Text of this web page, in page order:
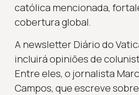
católica mencionada,
cobertura global.
A newsletter Diário do
incluirá opiniões de
Entre eles, o jornalista
Campos, que escreve